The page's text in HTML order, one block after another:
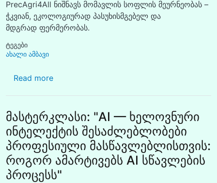
PrecAgri4All ნიშნავს მომავლის სოფლის მეურნეობას –
ჭკვიან, ეკოლოგიურად პასუხისმგებელ და
მდგრად ფერმერობას.
ტეგები
ახალი ამბავი
Read moreabout შოთა მესხიას ზუგდიდის
მასტერკლასი: "AI — ხელოვნური
ინტელექტის შესაძლებლობები
პროფესიული მასწავლებლისთვის:
როგორ ამარტივებს AI სწავლების
პროცესს"